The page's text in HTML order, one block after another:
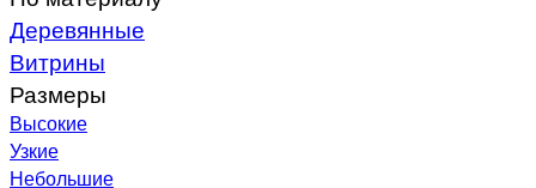
Деревянные
Витрины
Размеры
Высокие
Узкие
Небольшие